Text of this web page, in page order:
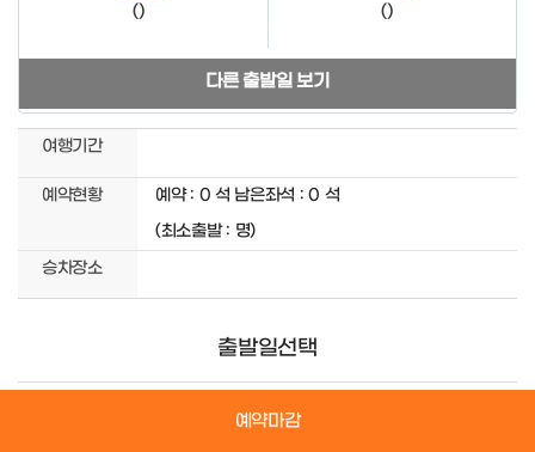
()
()
다른 출발일 보기
여행기간
예약현황 예약 : 0 석 남은좌석 :0 석
(최소출발 : 명)
승차장소
출발일선택
.
예약마감